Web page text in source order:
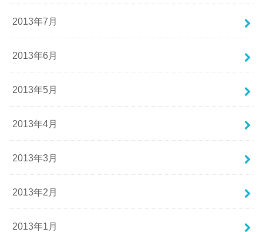
2013年7月
2013年6月
2013年5月
2013年4月
2013年3月
2013年2月
2013年1月